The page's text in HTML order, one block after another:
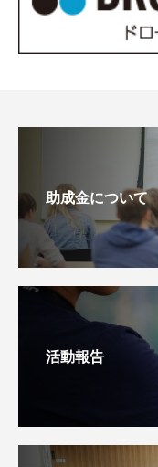
助成金について
活動報告